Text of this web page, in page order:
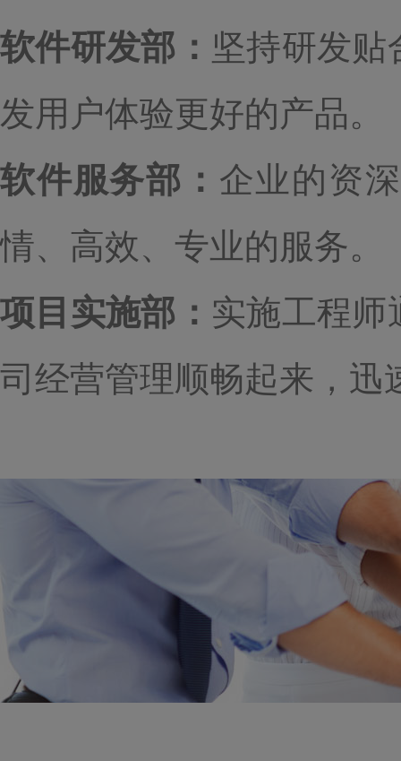
软件研发部： 坚持研发
发用户体验更好的产品。
软件服务部： 企业的资
情、高效、专业的服务。
项目实施部： 实施工程师
司经营管理顺畅起来，迅